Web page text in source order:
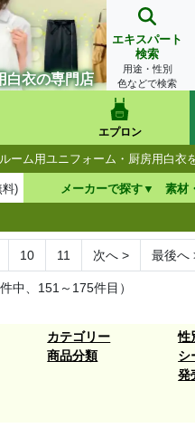
白衣の専門店
エキスパート
検索
用途・性別
色などで検索
エプロン
ム用ユニフォーム・厨房用白衣
料) メーカーで探す 素材
10 11 次へ> 最後へ
件中、151～175件目）
カテゴリー
商品分類
性
シ
発